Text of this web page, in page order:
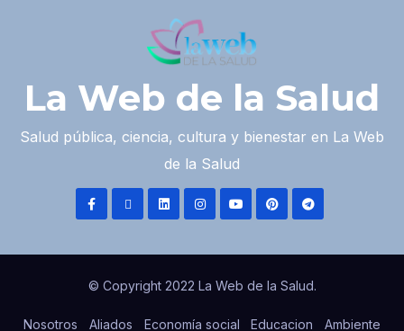
La Web de la Salud
Salud pública, ciencia, cultura y bienestar en La Web
de la Salud
© Copyright 2022 La Web de la Salud.
Nosotros Aliados Economía social Educacion Ambiente